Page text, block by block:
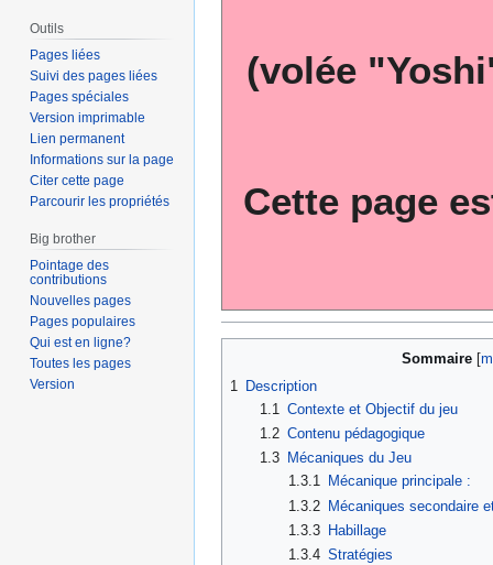
(volée
Cette page
Sommaire
1
Description
1.1 Contexte et Objectif du jeu
1.2 Contenu pédagogique
1.3
Mécaniques du Jeu
1.3.1 Mécanique principale :
1.3.2 Mécaniques secondaire
1.3.3 Habillage
1.3.4 Stratégies
Outils
Pages liées
Suivi des pages liées
Pages spéciales
Version imprimable
Lien permanent
Informations sur la page
Citer cette page
Parcourir les propriétés
Big brother
Pointage des
contributions
Nouvelles pages
Pages populaires
Qui est en ligne?
Toutes les pages
Version